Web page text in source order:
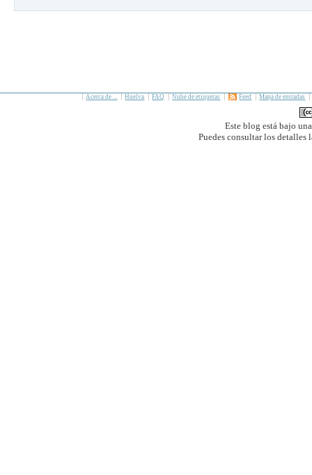
Acerca de ... Huelva FAQ Nube de etiquetas Feed Mapa de entradas
Este blog está bajo
Puedes consultar los detalles